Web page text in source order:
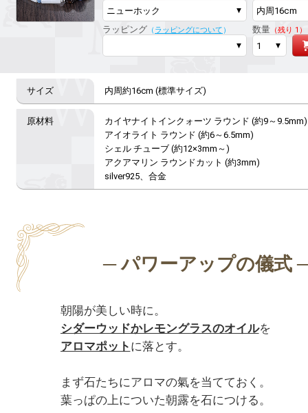
ラッピング （ ラッピングについて ） 数量（残り 1）
内周約16cm (標準サイズ)
カイヤナイトインクォーツ ラウンド (約9～9.5mm)
アイオライト ラウンド (約6～6.5mm)
シェル チューブ (約12×3mm～)
アクアマリン ラウンドカット (約3mm)
silver925、合金
シダーウッドかレモングラスのオイル
アロマポット に落とす。
まず石たちにアロマの氣を当てておく。
葉っぱの上についた朝露を石につける。